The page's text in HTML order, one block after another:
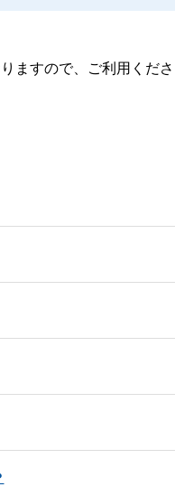
ますので、ご利用くださ